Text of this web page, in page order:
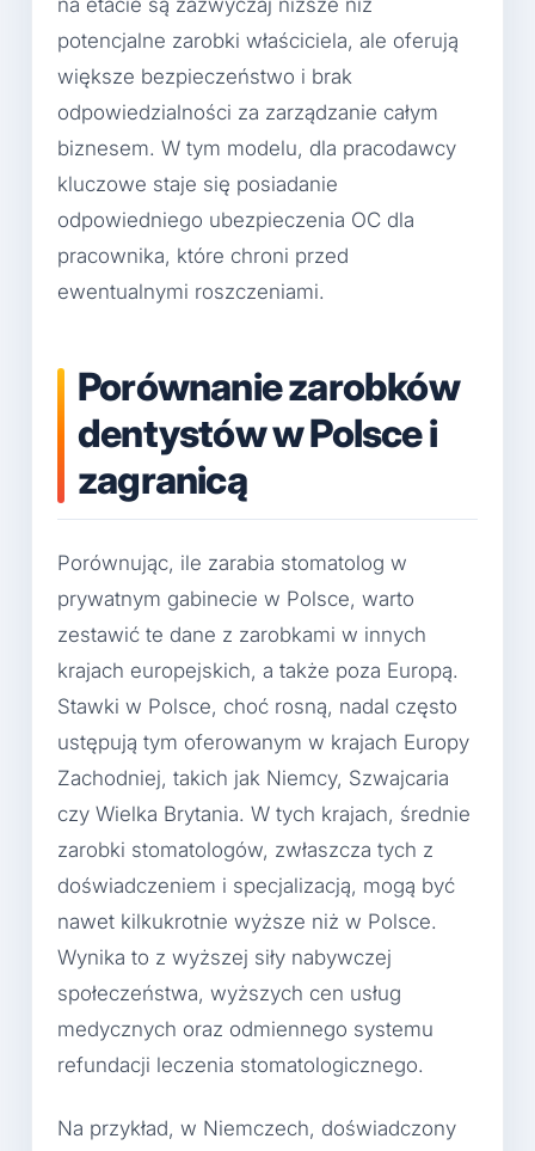
potencjalne zarobki właściciela, ale oferują
większe bezpieczeństwo i brak
odpowiedzialności za zarządzanie całym
biznesem. W tym modelu, dla pracodawcy
kluczowe staje się posiadanie
odpowiedniego ubezpieczenia OC dla
pracownika, które chroni przed
ewentualnymi roszczeniami.
Porównanie zarobków
dentystów w Polsce i
zagranicą
Porównując, ile zarabia stomatolog w
prywatnym gabinecie w Polsce, warto
zestawić te dane z zarobkami w innych
krajach europejskich, a także poza Europą.
Stawki w Polsce, choć rosną, nadal często
ustępują tym oferowanym w krajach Europy
Zachodniej, takich jak Niemcy, Szwajcaria
czy Wielka Brytania. W tych krajach, średnie
zarobki stomatologów, zwłaszcza tych z
doświadczeniem i specjalizacją, mogą być
nawet kilkukrotnie wyższe niż w Polsce.
Wynika to z wyższej siły nabywczej
społeczeństwa, wyższych cen usług
medycznych oraz odmiennego systemu
refundacji leczenia stomatologicznego.
Na przykład, w Niemczech, doświadczony